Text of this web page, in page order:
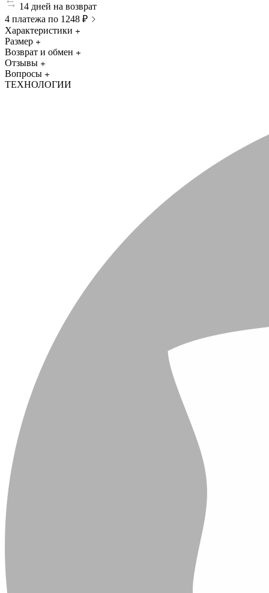
14 дней на возврат
4 платежа по 1248 ₽
Характеристики
Размер
Возврат и обмен
Отзывы
Вопросы
ТЕХНОЛОГИИ